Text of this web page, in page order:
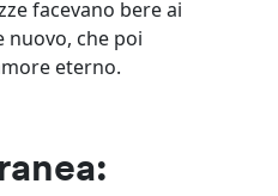
facevano bere ai
nuovo, che poi
eterno.